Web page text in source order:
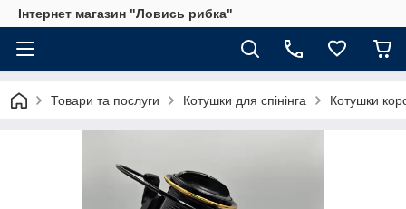
Інтернет магазин "Ловись рибка"
Товари та послуги Котушки для спінінга Котушки